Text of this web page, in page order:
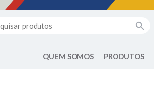
QUEM SOMOS PRODUTOS